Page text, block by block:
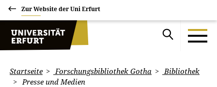
Zur Website der Uni Erfurt
Startseite Forschungsbibliothek Gotha
Bibliothek
Presse und Medien